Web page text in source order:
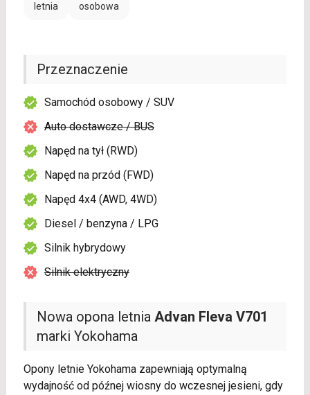
letnia osobowa
Nowa opona letnia Advan Fleva V701
marki Yokohama
Opony letnie Yokohama zapewniają optymalną
wydajność od późnej wiosny do wczesnej jesieni, gdy
Przeznaczenie
Samochód osobowy / SUV
Auto dostawcze / BUS
Napęd na tył (RWD)
Napęd na przód (FWD)
Napęd 4x4 (AWD, 4WD)
Diesel / benzyna / LPG
Silnik hybrydowy
Silnik elektryczny